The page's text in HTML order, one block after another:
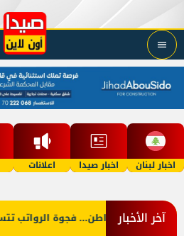
اخبار لبنان اخبار صيدا اعلانات
آخر الأخبار
النائب والمواطن... فجوة الرواتب تتسع